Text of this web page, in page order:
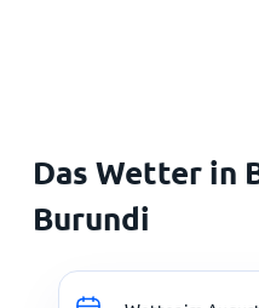
Das Wetter in
Burundi